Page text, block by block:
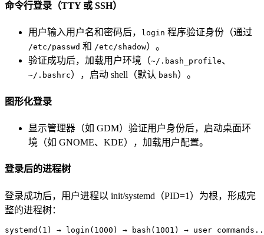
命令行登录（TTY 或 SSH）
用户输入用户名和密码后， login 程序验证身份（通过
/etc/passwd 和 /etc/shadow）。
验证成功后，加载用户环境（~/.bash_profile、
~/.bashrc ），启动 shell（默认 bash ）。
图形化登录
显示管理器（如 GDM）验证用户身份后，启动桌面环
境（如 GNOME、KDE），加载用户配置。
登录后的进程树
登录成功后，用户进程以 init/systemd（PID=1）为根，形成完
整的进程树：
systemd(1) → login(1000) → bash(1001) → user